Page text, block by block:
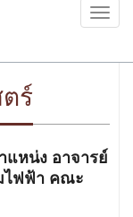
Toggle
ร์
แหน่ง อาจารย์
ไฟฟ้า คณะ